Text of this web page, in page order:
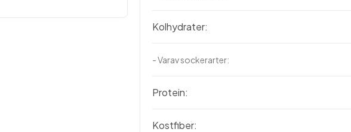
Kolhydrater:
- Varav sockerarter:
Protein:
Kostfiber: